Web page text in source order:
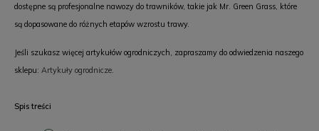
dostępne są profesjonalne nawozy do trawników, takie jak Mr. Green Grass, które
są dopasowane do różnych etapów wzrostu trawy.
Jeśli szukasz więcej artykułów ogrodniczych, zapraszamy do odwiedzenia naszego
sklepu: Artykuły ogrodnicze
Spis treści